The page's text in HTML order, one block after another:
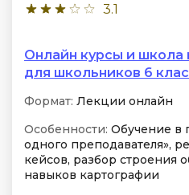
3.1
Онлайн курсы и школа
для школьников 6
Формат: Лекции онлайн
Особенности: Обучение в
одного преподавателя»,
кейсов, разбор строения
навыков картографии